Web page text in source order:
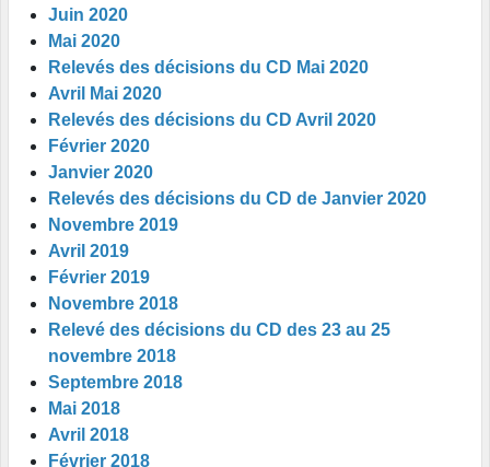
Juin 2020
Mai 2020
Relevés des décisions du CD Mai 2020
Avril Mai 2020
Relevés des décisions du CD Avril 2020
Février 2020
Janvier 2020
Relevés des décisions du CD de Janvier 2020
Novembre 2019
Avril 2019
Février 2019
Novembre 2018
Relevé des décisions du CD des 23 au 25
novembre 2018
Septembre 2018
Mai 2018
Avril 2018
Février 2018